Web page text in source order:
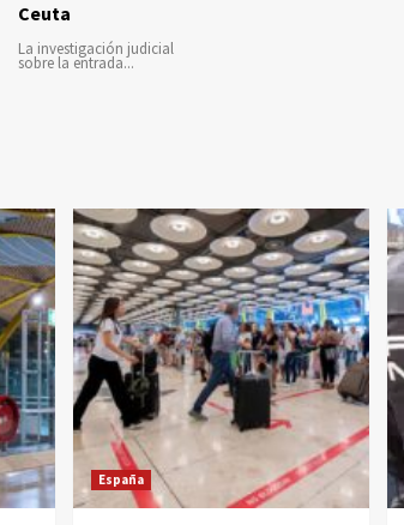
Ceuta
La investigación judicial
sobre la entrada...
España